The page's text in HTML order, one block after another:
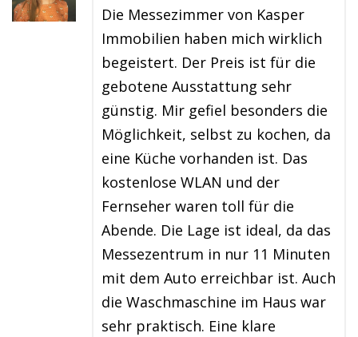
Die Messezimmer von Kasper
Immobilien haben mich wirklich
begeistert. Der Preis ist für die
gebotene Ausstattung sehr
günstig. Mir gefiel besonders die
Möglichkeit, selbst zu kochen, da
eine Küche vorhanden ist. Das
kostenlose WLAN und der
Fernseher waren toll für die
Abende. Die Lage ist ideal, da das
Messezentrum in nur 11 Minuten
mit dem Auto erreichbar ist. Auch
die Waschmaschine im Haus war
sehr praktisch. Eine klare